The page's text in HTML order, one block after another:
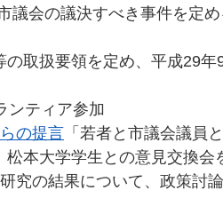
議会の議決すべき事件を定
取扱要領を定め、平成29
ンティア参加
の提言 「若者と市議会議員
松本大学学生との意見交換会
究の結果について、政策討